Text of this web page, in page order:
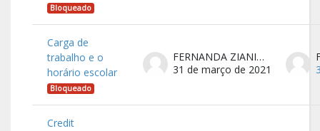
Bloqueado
Carga de
trabalho e o
horário escolar
Bloqueado
FERNANDA ZIANI MENDES
31 de março de 2021
Credit